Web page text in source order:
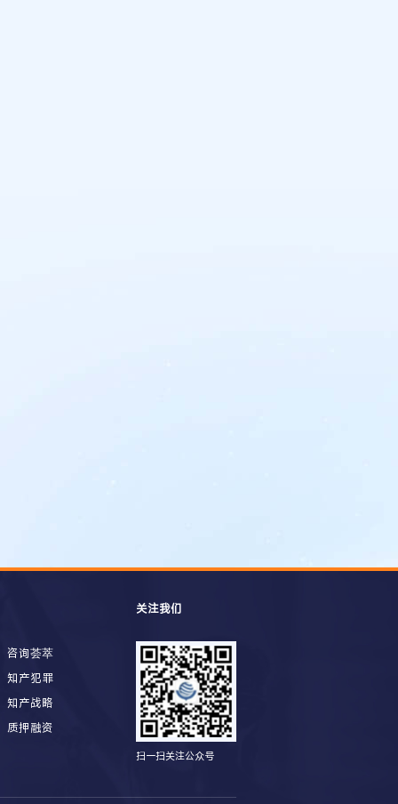
咨询荟萃
知产犯罪
知产战略
质押融资
关注我们
扫一扫关注公众号